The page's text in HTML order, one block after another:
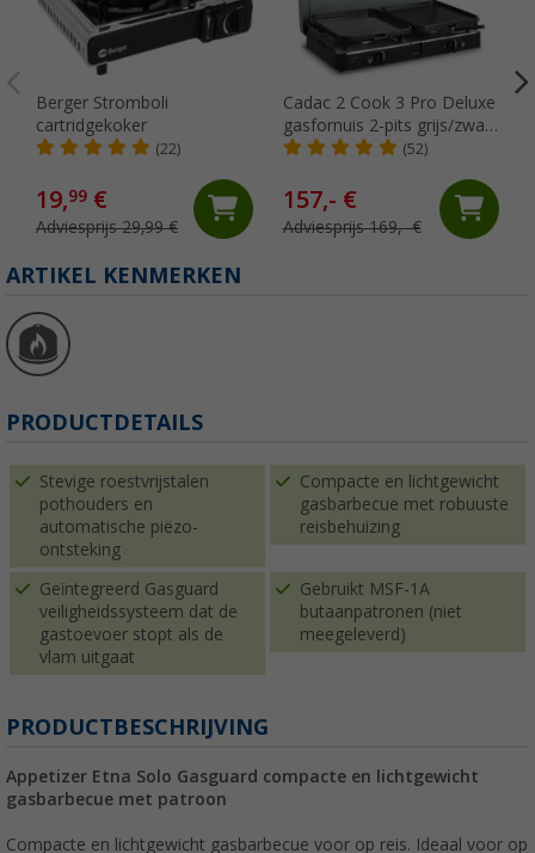
Berger Stromboli
cartridgekoker
(22)
19,99 €
Adviesprijs 29,99 €
Cadac 2 Cook 3 Pro Deluxe
gasfornuis 2-pits grijs/zwart
30 mbar
(52)
157,- €
Adviesprijs 169,- €
ARTIKEL KENMERKEN
PRODUCTDETAILS
Stevige roestvrijstalen
pothouders en
automatische piëzo-
ontsteking
Compacte en lichtgewicht
gasbarbecue met robuuste
reisbehuizing
Geïntegreerd Gasguard
veiligheidssysteem dat de
gastoevoer stopt als de
vlam uitgaat
Gebruikt MSF-1A
butaanpatronen (niet
meegeleverd)
PRODUCTBESCHRIJVING
Appetizer Etna Solo Gasguard compacte en lichtgewicht
gasbarbecue met patroon
Compacte en lichtgewicht gasbarbecue voor op reis. Ideaal voor op